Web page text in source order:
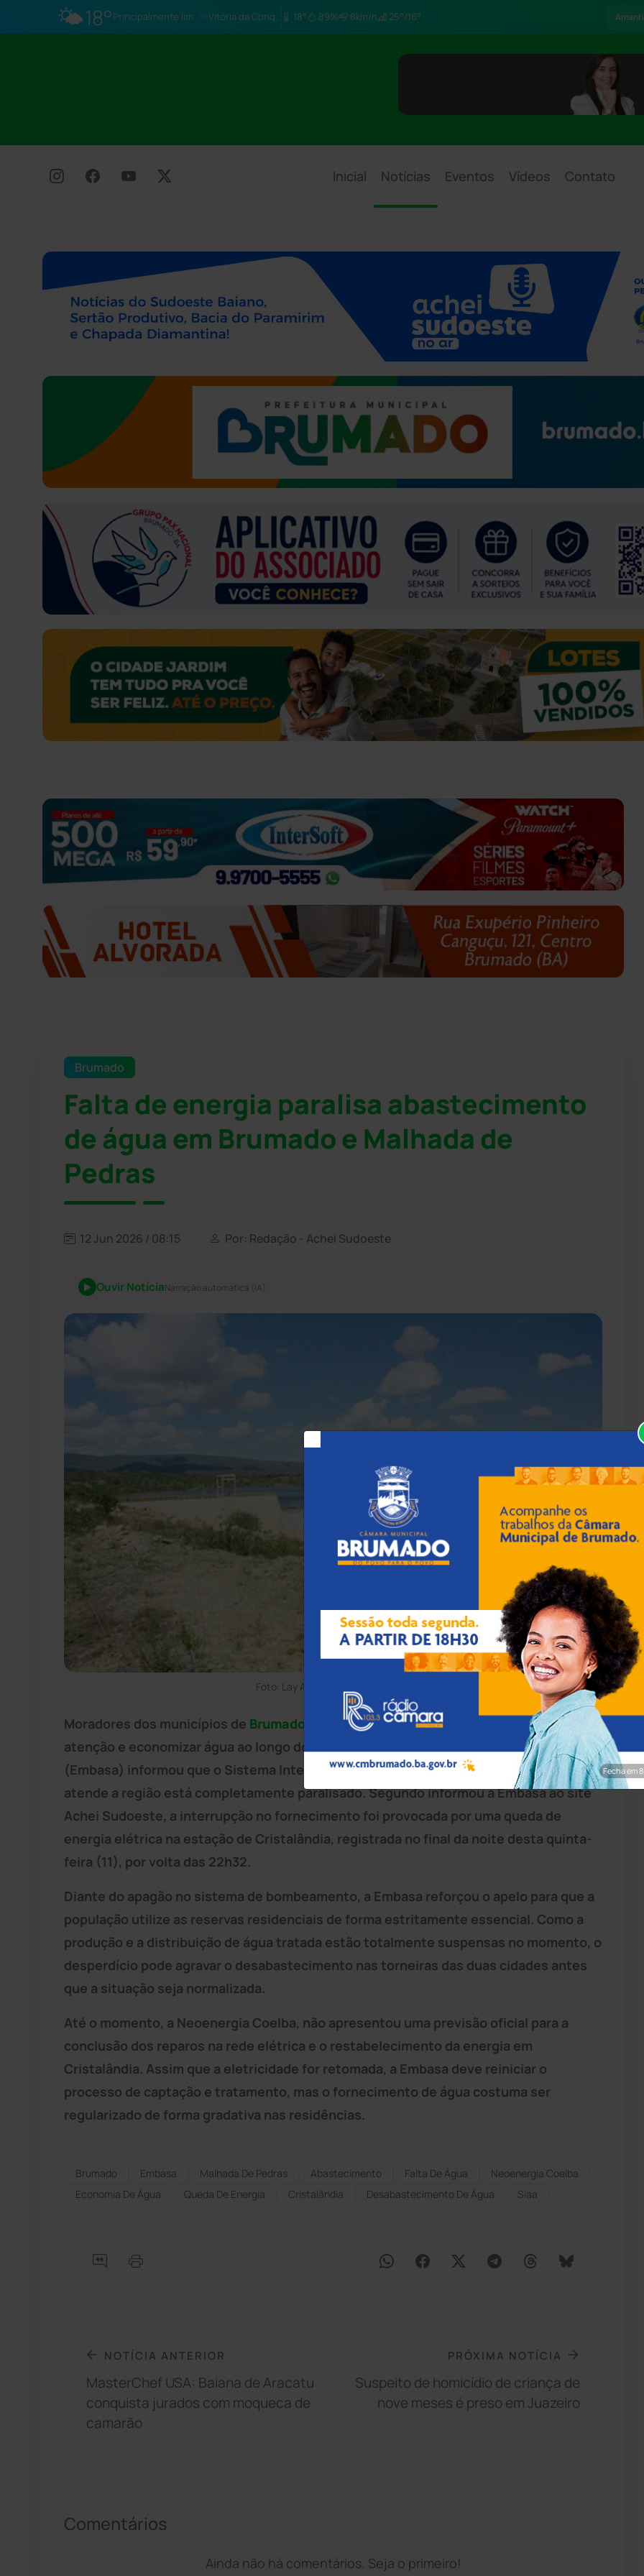
🌤️18° Principalmente limpo Vitória da Conq… 18° 89% 8km/h 25°/16°
Inicial Notícias Eventos Vídeos Contato
Brumado
Falta de energia paralisa abastecimento
de água em Brumado e Malhada de
Pedras
12 Jun 2026 / 08:15 Por: Redação - Achei Sudoeste
Ouvir NotíciaNarração automática (IA)
Foto: Lay Amorim/Achei Sudoeste
Moradores dos municípios de Brumado Malhada de Pedras, devem redobrar a
atenção e economizar água ao longo do dia. A Empresa Baiana de Águas e Saneamento
(Embasa) informou que o Sistema Integrado de Abastecimento de Água (SIAA) que
atende a região está completamente paralisado. Segundo informou a Embasa ao site
Achei Sudoeste, a interrupção no fornecimento foi provocada por uma queda de
energia elétrica na estação de Cristalândia, registrada no final da noite desta quinta-
feira (11), por volta das 22h32.
Diante do apagão no sistema de bombeamento, a Embasa reforçou o apelo para que a
população utilize as reservas residenciais de forma estritamente essencial. Como a
produção e a distribuição de água tratada estão totalmente suspensas no momento, o
desperdício pode agravar o desabastecimento nas torneiras das duas cidades antes
que a situação seja normalizada.
Até o momento, a Neoenergia Coelba, não apresentou uma previsão oficial para a
conclusão dos reparos na rede elétrica e o restabelecimento da energia em
Cristalândia. Assim que a eletricidade for retomada, a Embasa deve reiniciar o
processo de captação e tratamento, mas o fornecimento de água costuma ser
regularizado de forma gradativa nas residências.
Brumado Embasa Malhada De Pedras Abastecimento Falta De Água
Neoenergia Coelba
Economia De Água
Queda De Energia Cristalândia Desabastecimento De Água Siaa
NOTÍCIA ANTERIOR
MasterChef USA: Baiana de Aracatu
conquista jurados com moqueca de
camarão
PRÓXIMA NOTÍCIA
Suspeito de homicídio de criança de
nove meses é preso em Juazeiro
Comentários
Ainda não há comentários. Seja o primeiro!
Fecha em